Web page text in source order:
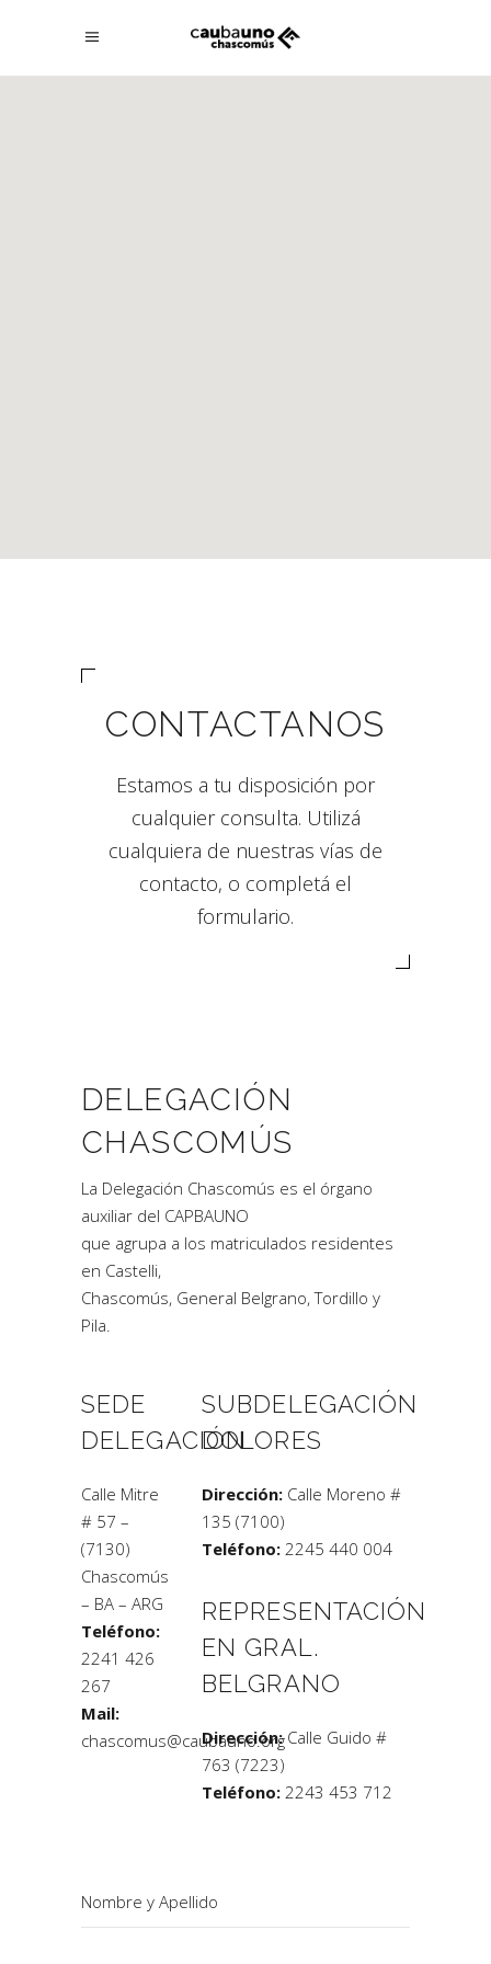
CONTACTANOS
Estamos a tu disposición por
cualquier consulta. Utilizá
cualquiera de nuestras vías de
contacto, o completá el
formulario.
DELEGACIÓN
CHASCOMÚS
La Delegación Chascomús es el órgano
auxiliar del CAPBAUNO
que agrupa a los matriculados residentes
en Castelli,
Chascomús, General Belgrano, Tordillo y
Pila.
SEDE
DELEGACIÓN
Calle Mitre
# 57 –
(7130)
Chascomús
– BA – ARG
Teléfono:
2241 426
267
Mail:
chascomus@caubauno.org
SUBDELEGACIÓN
DOLORES
Dirección: Calle Moreno #
135 (7100)
Teléfono: 2245 440 004
REPRESENTACIÓN
EN GRAL.
BELGRANO
Dirección:Calle Guido #
763 (7223)
Teléfono: 2243 453 712